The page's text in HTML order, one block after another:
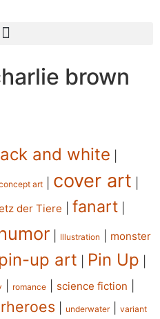
brown
and white
art cover art
der Tiere fanart
Illustration monster
up art Pin Up
romance science fiction
underwater| variant